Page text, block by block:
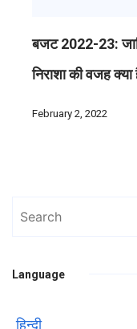
बजट 2022-23:
निराशा की वजह क्या
February 2, 2022
Search
Language
हिन्दी